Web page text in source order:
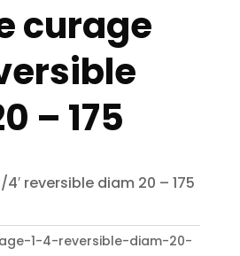
curage
– 175
reversible diam 20 – 175
1-4-reversible-diam-20-